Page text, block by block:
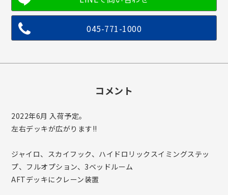
045-771-1000
コメント
2022年6月 入荷予定。
左右デッキが広がります!!
ジャイロ、スカイフック、ハイドロリックスイミングステッ
プ、フルオプション、3ベッドルーム
AFTデッキにクレーン装置